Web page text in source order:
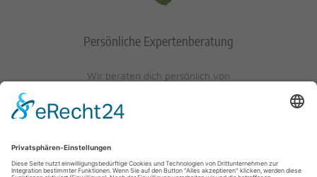
Persönliche Expertenberatung
Wir beraten dich persönlich von
0621/405401-10